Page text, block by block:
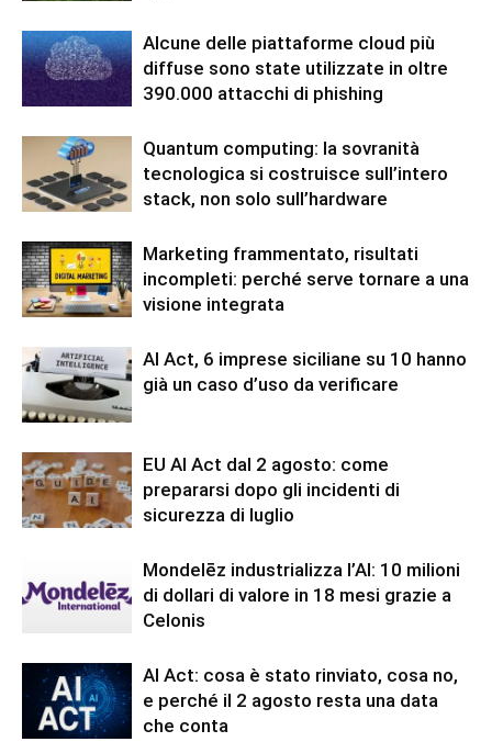
Alcune delle piattaforme cloud più
diffuse sono state utilizzate in oltre
390.000 attacchi di phishing
Quantum computing: la sovranità
tecnologica si costruisce sull’intero
stack, non solo sull’hardware
Marketing frammentato, risultati
incompleti: perché serve tornare a una
visione integrata
AI Act, 6 imprese siciliane su 10 hanno
già un caso d’uso da verificare
EU AI Act dal 2 agosto: come
prepararsi dopo gli incidenti di
sicurezza di luglio
Mondelēz industrializza l’AI: 10 milioni
di dollari di valore in 18 mesi grazie a
Celonis
AI Act: cosa è stato rinviato, cosa no,
e perché il 2 agosto resta una data
che conta